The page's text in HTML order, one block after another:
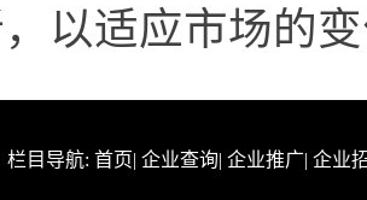
以适应市场的
栏目导航: 首页| 企业查询| 企业推广| 企业